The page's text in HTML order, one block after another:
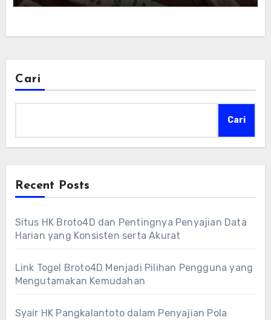
Cari
Cari
Recent Posts
Situs HK Broto4D dan Pentingnya Penyajian Data
Harian yang Konsisten serta Akurat
Link Togel Broto4D Menjadi Pilihan Pengguna yang
Mengutamakan Kemudahan
Syair HK Pangkalantoto dalam Penyajian Pola